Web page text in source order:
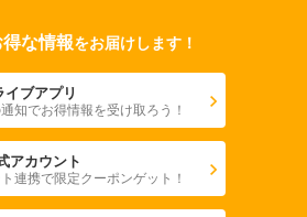
な情報をお届けします！
イブアプリ
知でお得情報を受け取ろう！
アカウント
連携で限定クーポンゲット！